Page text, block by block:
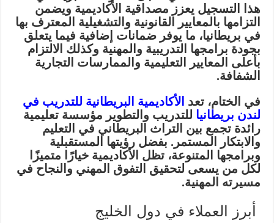
هذا التسجيل يعزز مصداقية الأكاديمية ويضمن
التزامها بالمعايير القانونية والتشغيلية المعترف بها
في بريطانيا، ما يوفر ضمانات إضافية فيما يتعلق
بجودة برامجها التدريبية والمهنية وكذلك الالتزام
بأعلى المعايير التعليمية والممارسات التجارية
الشفافة.
في الختام، تعد الأكاديمية البريطانية للتدريب في
لندن بريطانيا للتدريب والتطوير مؤسسة تعليمية
رائدة تجمع بين التراث البريطاني في التعليم
والابتكار المستمر. بفضل رؤيتها المستقبلية
وبرامجها المتنوعة، تظل الأكاديمية خيارًا متميزًا
لكل من يسعى لتحقيق التفوق المهني والنجاح في
مسيرته المهنية.
أبرز العملاء في دول الخليج